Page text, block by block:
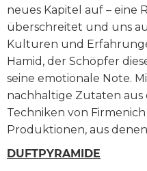
neues Kapitel auf – eine
überschreitet und uns
Kulturen und
Hamid, der Schöpfer
seine emotionale Note.
nachhaltige Zutaten aus
Techniken von
Produktionen, aus
DUFTPYRAMIDE